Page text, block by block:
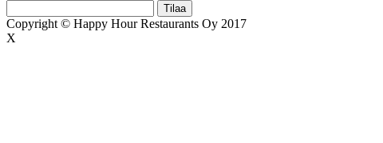
Copyright © Happy Hour Restaurants Oy 2017
X